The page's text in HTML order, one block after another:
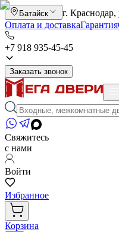
Батайск
г.
Оплата и доставкаГарантия
+7 918 935-45-45
Заказать звонок
Свяжитесь
с нами
Войти
Избранное
Корзина